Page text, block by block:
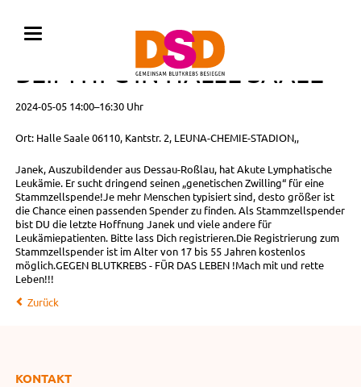
TYPISIERUNG FÜR JANEK
BEIM HFC IN HALLE SAALE
2024-05-05 14:00–16:30 Uhr
Ort: Halle Saale 06110, Kantstr. 2, LEUNA-CHEMIE-STADION,,
Janek, Auszubildender aus Dessau-Roßlau, hat Akute Lymphatische
Leukämie. Er sucht dringend seinen „genetischen Zwilling“ für eine
Stammzellspende!Je mehr Menschen typisiert sind, desto größer ist
die Chance einen passenden Spender zu finden. Als Stammzellspender
bist DU die letzte Hoffnung Janek und viele andere für
Leukämiepatienten. Bitte lass Dich registrieren.Die Registrierung zum
Stammzellspender ist im Alter von 17 bis 55 Jahren kostenlos
möglich.GEGEN BLUTKREBS - FÜR DAS LEBEN !Mach mit und rette
Leben!!!
Zurück
KONTAKT